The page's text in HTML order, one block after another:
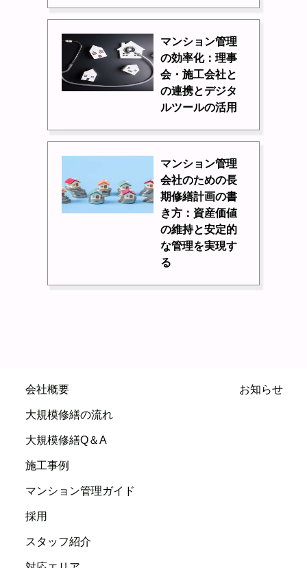
マンション管理
の効率化：理事
会・施工会社と
の連携とデジタ
ルツールの活用
マンション管理
会社のための長
期修繕計画の書
き方：資産価値
の維持と安定的
な管理を実現す
る
会社概要
大規模修繕の流れ
大規模修繕Q＆A
施工事例
マンション管理ガイド
採用
スタッフ紹介
お知らせ